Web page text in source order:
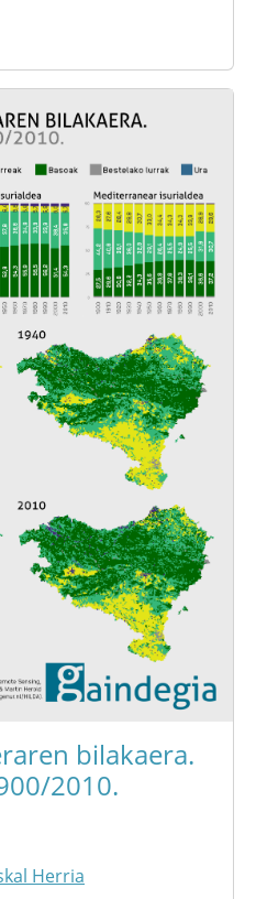
bilakaera.
2010.
Herria